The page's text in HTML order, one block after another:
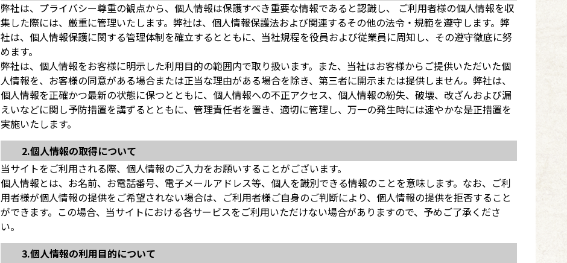
弊社は、プライバシー尊重の観点から、個人情報は保護すべき重要な情報であると認識し、 ご利用者様の個人情報を収
集した際には、厳重に管理いたします。弊社は、個人情報保護法および関連するその他の法令・規範を遵守します。弊
社は、個人情報保護に関する管理体制を確立するとともに、当社規程を役員および従業員に周知し、その遵守徹底に努
めます。
弊社は、個人情報をお客様に明示した利用目的の範囲内で取り扱います。また、当社はお客様からご提供いただいた個
人情報を、お客様の同意がある場合または正当な理由がある場合を除き、第三者に開示または提供しません。弊社は、
個人情報を正確かつ最新の状態に保つとともに、個人情報への不正アクセス、個人情報の紛失、破壊、改ざんおよび漏
えいなどに関し予防措置を講ずるとともに、管理責任者を置き、適切に管理し、万一の発生時には速やかな是正措置を
実施いたします。
2.個人情報の取得について
当サイトをご利用される際、個人情報のご入力をお願いすることがございます。
個人情報とは、お名前、お電話番号、電子メールアドレス等、個人を識別できる情報のことを意味します。なお、ご利
用者様が個人情報の提供をご希望されない場合は、ご利用者様ご自身のご判断により、個人情報の提供を拒否すること
ができます。この場合、当サイトにおける各サービスをご利用いただけない場合がありますので、予めご了承くださ
い。
3.個人情報の利用目的について